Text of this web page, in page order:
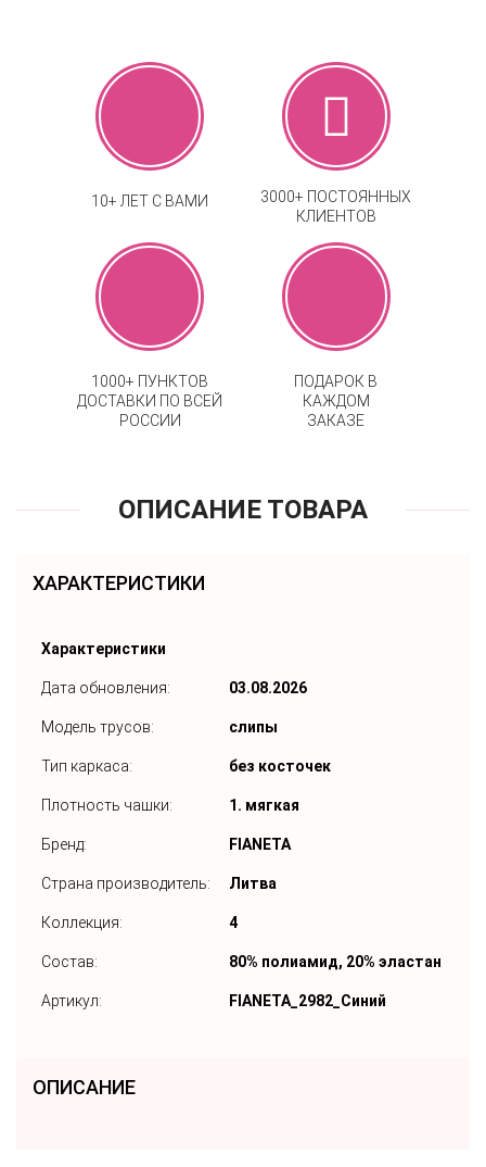
10+ ЛЕТ С ВАМИ
3000+ ПОСТОЯННЫХ
КЛИЕНТОВ
1000+ ПУНКТОВ
ДОСТАВКИ ПО ВСЕЙ
РОССИИ
ПОДАРОК В
КАЖДОМ
ЗАКАЗЕ
ОПИСАНИЕ ТОВАРА
ХАРАКТЕРИСТИКИ
Характеристики
Дата обновления: 03.08.2026
Модель трусов: слипы
Тип каркаса: без косточек
Плотность чашки: 1. мягкая
Бренд: FIANETA
Страна производитель: Литва
Коллекция: 4
Состав: 80% полиамид, 20% эластан
Артикул: FIANETA_2982_Синий
ОПИСАНИЕ